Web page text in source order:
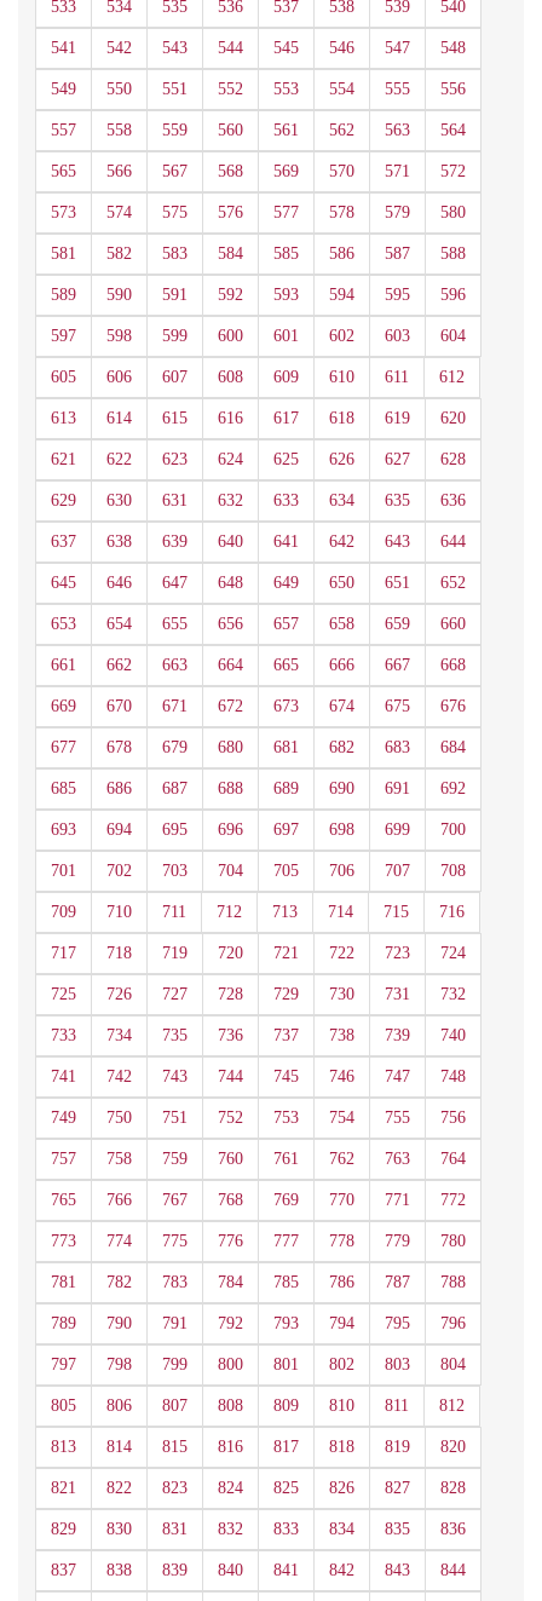
533 534 535 536 537 538 539 540
541 542 543 544 545 546 547 548
549 550 551 552 553 554 555 556
557 558 559 560 561 562 563 564
565 566 567 568 569 570 571 572
573 574 575 576 577 578 579 580
581 582 583 584 585 586 587 588
589 590 591 592 593 594 595 596
597 598 599 600 601 602 603 604
605 606 607 608 609 610 611 612
613 614 615 616 617 618 619 620
621 622 623 624 625 626 627 628
629 630 631 632 633 634 635 636
637 638 639 640 641 642 643 644
645 646 647 648 649 650 651 652
653 654 655 656 657 658 659 660
661 662 663 664 665 666 667 668
669 670 671 672 673 674 675 676
677 678 679 680 681 682 683 684
685 686 687 688 689 690 691 692
693 694 695 696 697 698 699 700
701 702 703 704 705 706 707 708
709 710 711 712 713 714 715 716
717 718 719 720 721 722 723 724
725 726 727 728 729 730 731 732
733 734 735 736 737 738 739 740
741 742 743 744 745 746 747 748
749 750 751 752 753 754 755 756
757 758 759 760 761 762 763 764
765 766 767 768 769 770 771 772
773 774 775 776 777 778 779 780
781 782 783 784 785 786 787 788
789 790 791 792 793 794 795 796
797 798 799 800 801 802 803 804
805 806 807 808 809 810 811 812
813 814 815 816 817 818 819 820
821 822 823 824 825 826 827 828
829 830 831 832 833 834 835 836
837 838 839 840 841 842 843 844